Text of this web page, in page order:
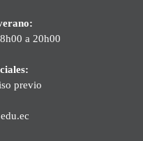
a 20h00
previo